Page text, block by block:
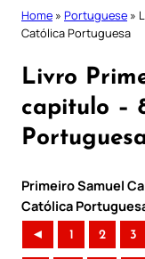
Home » Portuguese »
Católica Portuguesa
Livro
capitulo –
Primeiro Samuel
Católica
◄ 1 2 3